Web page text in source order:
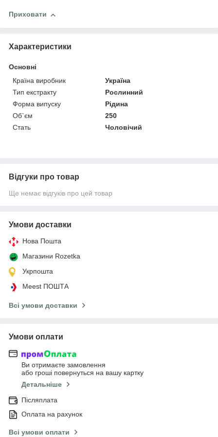
Приховати
Характеристики
Основні
Країна виробник
Україна
Тип екстракту
Рослинний
Форма випуску
Рідина
Об`єм
250
Стать
Чоловічий
Відгуки про товар
Ще немає відгуків про цей товар
Умови доставки
Нова Пошта
Магазини Rozetka
Укрпошта
Meest ПОШТА
Всі умови доставки
Умови оплати
Ви отримаєте замовлення
або гроші повернуться на вашу картку
Детальніше
Післяплата
Оплата на рахунок
Всі умови оплати